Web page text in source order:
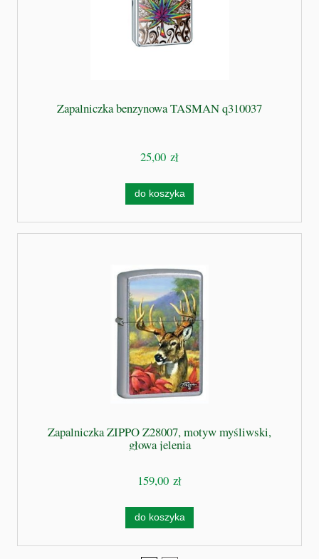
Zapalniczka benzynowa TASMAN q310037
25,00 zł
do koszyka
Zapalniczka ZIPPO Z28007, motyw myśliwski,
głowa jelenia
159,00 zł
do koszyka